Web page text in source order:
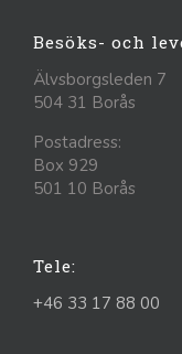
Besöks- och
Älvsborgsleden 7
504 31 Borås
Postadress:
Box 929
501 10 Borås
Tele:
+46 33 17 88 00